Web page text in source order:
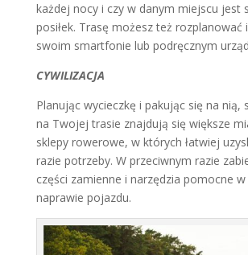
każdej nocy i czy w danym miejscu jest
posiłek. Trasę możesz też rozplanować
swoim smartfonie lub podręcznym
CYWILIZACJA
Planując wycieczkę i pakując się na nią,
na Twojej trasie znajdują się większe
sklepy rowerowe, w których łatwiej
razie potrzeby. W przeciwnym razie
części zamienne i narzędzia pomocne w
naprawie pojazdu.